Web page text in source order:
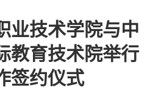
业技术学院与中
教育技术院举行
签约仪式